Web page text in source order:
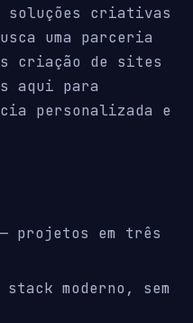
soluções criativas
uma parceria
criação de sites
aqui para
personalizada e
— projetos em três
stack moderno, sem